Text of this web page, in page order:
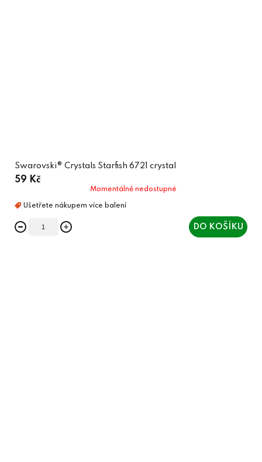
Swarovski® Crystals Starfish 6721 crystal
59 Kč
Momentálně nedostupné
DO KOŠÍKU